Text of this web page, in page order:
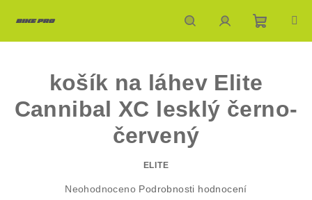
HledatPřihlášeníNákupní
košík
košík na láhev Elite
Cannibal XC lesklý černo-
červený
ELITE
Průměrné
Neohodnoceno Podrobnosti hodnocení